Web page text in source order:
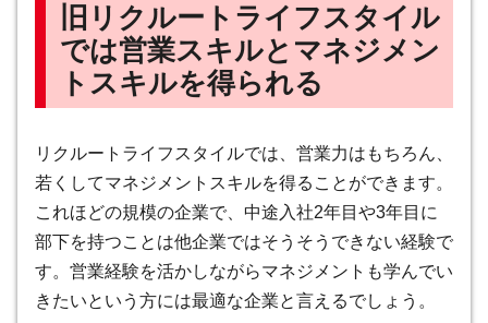
旧リクルートライフスタイル
では営業スキルとマネジメン
トスキルを得られる
リクルートライフスタイルでは、営業力はもちろん、
若くしてマネジメントスキルを得ることができます。
これほどの規模の企業で、中途入社2年目や3年目に
部下を持つことは他企業ではそうそうできない経験で
す。営業経験を活かしながらマネジメントも学んでい
きたいという方には最適な企業と言えるでしょう。